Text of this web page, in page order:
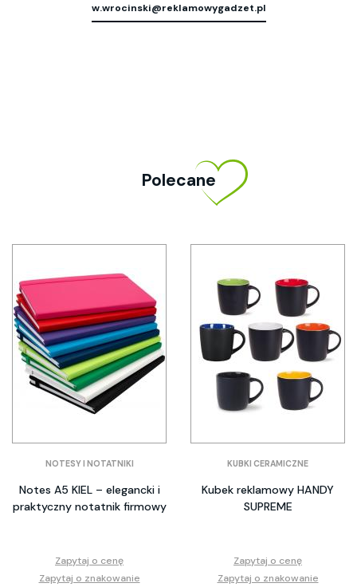
w.wrocinski@reklamowygadzet.pl
Polecane
NOTESY I NOTATNIKI
Notes A5 KIEL – elegancki i
praktyczny notatnik firmowy
Zapytaj o cenę
Zapytaj o znakowanie
KUBKI CERAMICZNE
Kubek reklamowy HANDY
SUPREME
Zapytaj o cenę
Zapytaj o znakowanie